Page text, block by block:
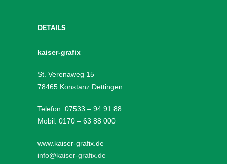
DETAILS
kaiser-grafix
St. Verenaweg 15
78465 Konstanz Dettingen
Telefon: 07533 – 94 91 88
Mobil: 0170 – 63 88 000
www.kaiser-grafix.de
info@kaiser-grafix.de